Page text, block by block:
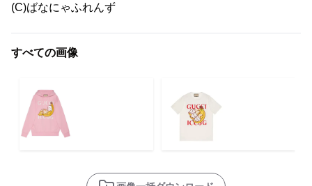
(C)ばなにゃふれんず
すべての画像